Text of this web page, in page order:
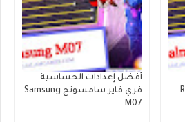
أفضل إعدادات الحساسية
فري فاير سامسونج Samsung
M07